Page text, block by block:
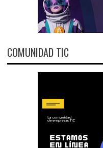
COMUNIDAD TIC